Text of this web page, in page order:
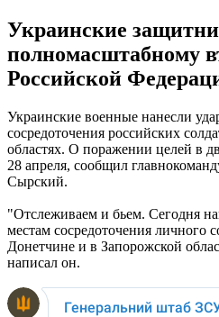
Украинские
полномасштабному
Российской
Украинские военные нанесли
сосредоточения российских
областях. О поражении целей в
28 апреля, сообщил
Сырский.
"Отслеживаем и бьем. Сегодня
местам сосредоточения личного
Донетчине и в Запорожской
написал он.